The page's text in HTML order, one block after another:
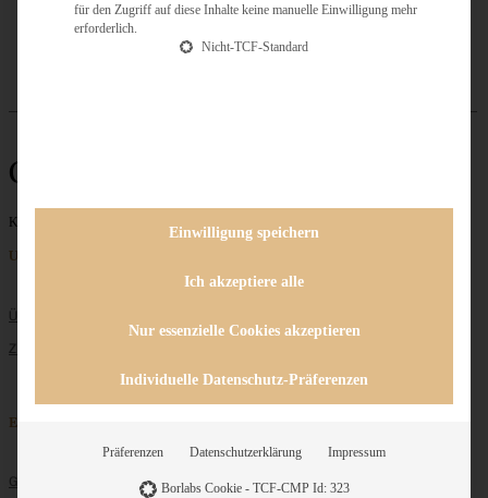
Cinnamon Rolls
Keine Beiträge gefunden
Unternehmen
ÜBER MICH
ZUSAMMENARBEIT
Entdecken
GRUNDLAGEN
für den Zugriff auf diese Inhalte keine manuelle Einwilligung mehr
erforderlich.
Nicht-TCF-Standard
Einwilligung speichern
Ich akzeptiere alle
Nur essenzielle Cookies akzeptieren
Individuelle Datenschutz-Präferenzen
Präferenzen Datenschutzerklärung Impressum
Borlabs Cookie - TCF-CMP Id: 323